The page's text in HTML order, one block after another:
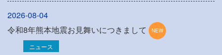
2026-08-04
令和8年熊本地震お見舞いにつきまして
ニュース